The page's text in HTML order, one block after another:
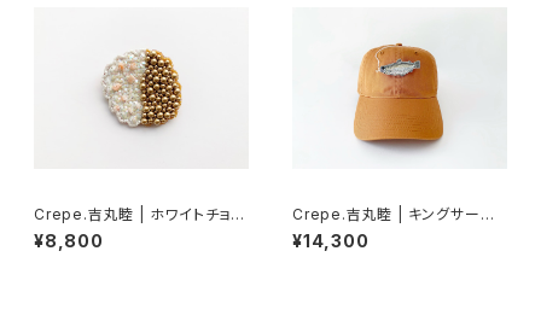
Crepe.吉丸睦 | ホワイトチョコ
ドライストロベリークッキーブロ
ーチ
¥8,800
Crepe.吉丸睦 | キングサーモ
ン釣りのブ帽
¥14,300